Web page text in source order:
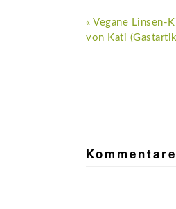
Vorheriger
Beitrag:
« Vegane Linsen-
von Kati
Kommentare